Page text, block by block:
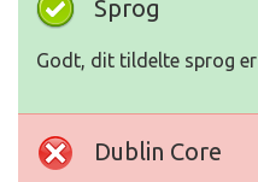
Sprog
Godt, dit tildelte sprog er
Dublin Core